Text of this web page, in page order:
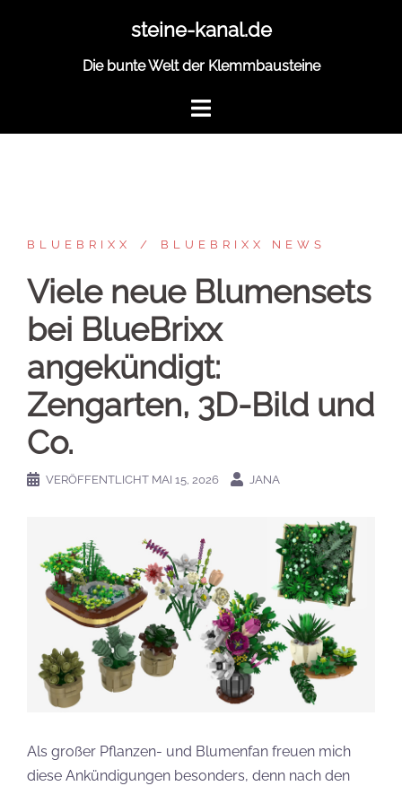
steine-kanal.de
Die bunte Welt der Klemmbausteine
BLUEBRIXX BLUEBRIXX NEWS
Viele neue Blumensets
bei BlueBrixx
angekündigt:
Zengarten, 3D-Bild und
Co.
VERÖFFENTLICHT MAI 15, 2026 JANA
Als großer Pflanzen- und Blumenfan freuen mich
diese Ankündigungen besonders, denn nach den